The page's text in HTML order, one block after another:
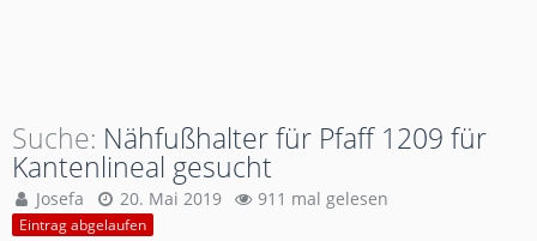
Suche Nähfußhalter für Pfaff 1209 für
Kantenlineal gesucht
Josefa 20. Mai 2019 911 mal gelesen
Eintrag abgelaufen